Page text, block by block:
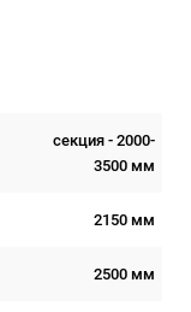
секция - 2000-
3500 мм
2150 мм
2500 мм